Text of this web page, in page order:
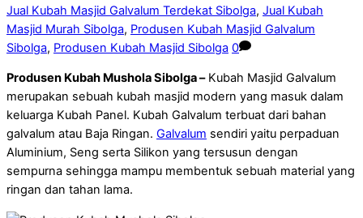
Jual Kubah Masjid Galvalum Terdekat Sibolga, Jual Kubah
Masjid Murah Sibolga, Produsen Kubah Masjid Galvalum
Sibolga, Produsen Kubah Masjid Sibolga 0
Produsen Kubah Mushola Sibolga –Kubah Masjid Galvalum
merupakan sebuah kubah masjid modern yang masuk dalam
keluarga Kubah Panel. Kubah Galvalum terbuat dari bahan
galvalum atau Baja Ringan. Galvalum sendiri yaitu perpaduan
Aluminium, Seng serta Silikon yang tersusun dengan
sempurna sehingga mampu membentuk sebuah material yang
ringan dan tahan lama.